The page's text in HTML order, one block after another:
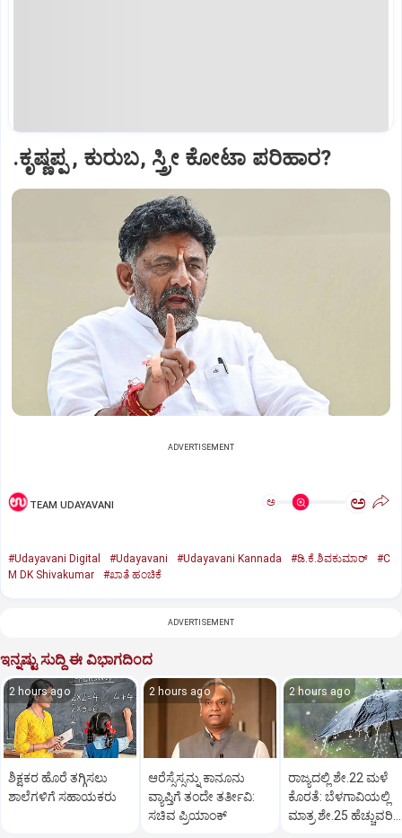
.ಕೃಷ್ಣಪ್ಪ , ಕುರುಬ, ಸ್ತ್ರೀ ಕೋಟಾ ಪರಿಹಾರ?
ADVERTISEMENT
TEAM UDAYAVANI ಅ ಅ
#Udayavani Digital #Udayavani #Udayavani Kannada #ಡಿ.ಕೆ.ಶಿವಕುಮಾರ್‌
#C
M DK Shivakumar
#ಖಾತೆ ಹಂಚಿಕೆ
ADVERTISEMENT
ಇನ್ನಷ್ಟು ಸುದ್ದಿ ಈ ವಿಭಾಗದಿಂದ
2 hours ago
ಶಿಕ್ಷಕರ ಹೊರೆ ತಗ್ಗಿಸಲು
ಶಾಲೆಗಳಿಗೆ ಸಹಾಯಕರು
2 hours ago
ಆರೆಸ್ಸೆಸ್ಸನ್ನು ಕಾನೂನು
ವ್ಯಾಪ್ತಿಗೆ ತಂದೇ ತರ್ತೀವಿ:
ಸಚಿವ ಪ್ರಿಯಾಂಕ್‌
2 hours ago
ರಾಜ್ಯದಲ್ಲಿ ಶೇ.22 ಮಳೆ
ಕೊರತೆ: ಬೆಳಗಾವಿಯಲ್ಲಿ
ಮಾತ್ರ ಶೇ.25 ಹೆಚ್ಚುವರಿ